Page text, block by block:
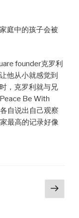
庭中的孩子会被
founder克罗利
他从小就感觉到
，克罗利就与兄
Be With
自说出自己观察
最高的记录好像
Next